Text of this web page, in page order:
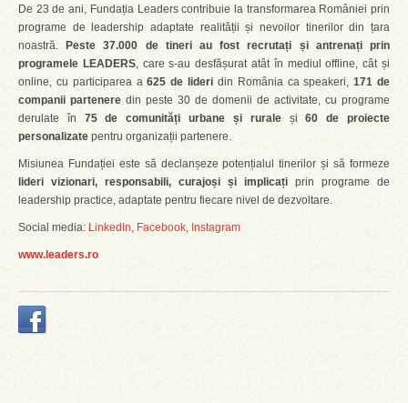
De 23 de ani, Fundația Leaders contribuie la transformarea României prin
programe de leadership adaptate realității și nevoilor tinerilor din țara
noastră.
Peste 37.000 de tineri au fost recrutați și antrenați prin
programele LEADERS, care s-au desfășurat atât în mediul offline, cât și
online, cu participarea a625 de lideri din România ca speakeri,171 de
companii partenere din peste 30 de domenii de activitate, cu programe
derulate în 75 de comunități urbane și ruraleși60 de proiecte
personalizate pentru organizații partenere.
Misiunea Fundației este să declanșeze potențialul tinerilor și să formeze
lideri vizionari, responsabili, curajoși și implicați prin programe de
leadership practice, adaptate pentru fiecare nivel de dezvoltare.
Social media: LinkedIn, Facebook, Instagram
www.leaders.ro